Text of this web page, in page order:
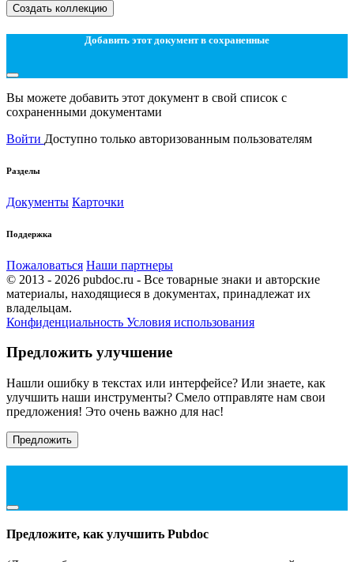
Создать коллекцию
Добавить этот документ в сохраненные
Вы можете добавить этот документ в свой список с
сохраненными документами
Войти Доступно только авторизованным пользователям
Разделы
Документы Карточки
Поддержка
Пожаловаться Наши партнеры
© 2013 - 2026 pubdoc.ru - Все товарные знаки и авторские
материалы, находящиеся в документах, принадлежат их
владельцам.
Конфиденциальность Условия использования
Предложить улучшение
Нашли ошибку в текстах или интерфейсе? Или знаете, как
улучшить наши инструменты? Смело отправляте нам свои
предложения! Это очень важно для нас!
Предложить
Предложите, как улучшить Pubdoc